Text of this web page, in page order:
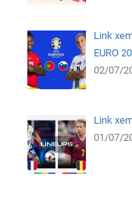
Link
EURO
02/07/
Link
01/07/